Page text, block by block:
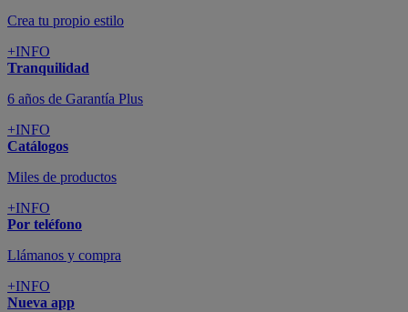
Crea tu propio estilo
+INFO
Tranquilidad
6 años de Garantía Plus
+INFO
Catálogos
Miles de productos
+INFO
Por teléfono
Llámanos y compra
+INFO
Nueva app